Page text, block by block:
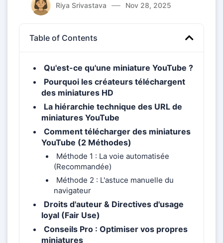
Riya Srivastava Nov 28, 2025
Table of Contents
Qu'est-ce qu'une miniature YouTube ?
Pourquoi les créateurs téléchargent
des miniatures HD
La hiérarchie technique des URL de
miniatures YouTube
Comment télécharger des miniatures
YouTube (2 Méthodes)
Méthode 1 : La voie automatisée
(Recommandée)
Méthode 2 : L'astuce manuelle du
navigateur
Droits d'auteur & Directives d'usage
loyal (Fair Use)
Conseils Pro : Optimiser vos propres
miniatures